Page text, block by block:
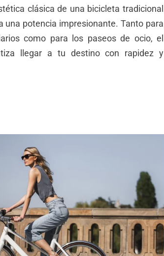
clásica de una bicicleta tradicional
una potencia impresionante. Tanto para
como para los paseos de ocio, el
llegar a tu destino con rapidez y